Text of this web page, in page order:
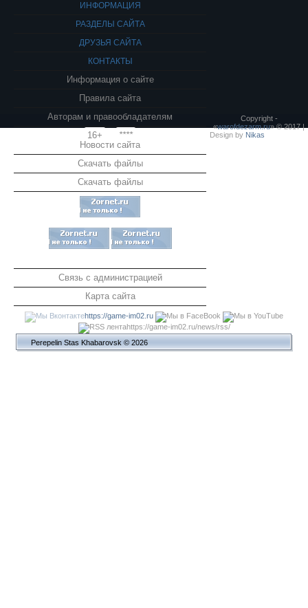
ИНФОРМАЦИЯ
РАЗДЕЛЫ САЙТА
ДРУЗЬЯ САЙТА
КОНТАКТЫ
Информация о сайте
Правила сайта
Авторам и правообладателям
16+
****
Новости сайта
Скачать файлы
Скачать файлы
Связь с администрацией
Карта сайта
Copyright -
«warofdezarm.ru» © 2017 |
Design by Nikas
https://game-im02.ru
https://game-im02.ru/news/rss/
Perepelin Stas Khabarovsk © 2026